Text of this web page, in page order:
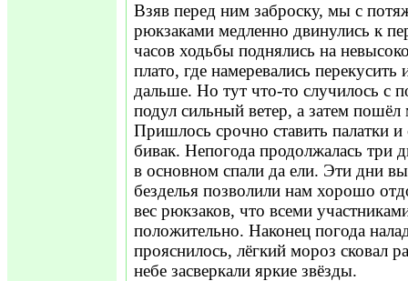
Взяв перед ним заброску, мы с
рюкзаками медленно двинулись к
часов ходьбы поднялись на
плато, где намеревались
дальше. Но тут что-то случилось с
подул сильный ветер, а затем пошёл
Пришлось срочно ставить палатки и
бивак. Непогода продолжалась три
в основном спали да ели. Эти дни
безделья позволили нам хорошо
вес рюкзаков, что всеми
положительно. Наконец погода
прояснилось, лёгкий мороз сковал
небе засверкали яркие звёзды.